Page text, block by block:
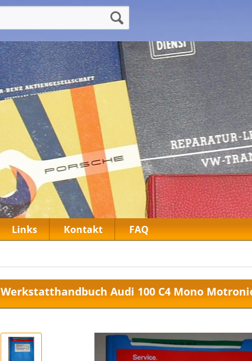
Links Kontakt FAQ
Werkstatthandbuch Audi 100 C4 Mono